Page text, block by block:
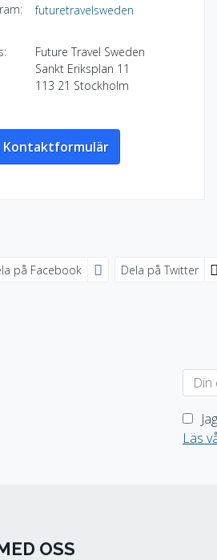
futuretravelsweden
Future Travel Sweden
Sankt Eriksplan 11
113 21 Stockholm
Kontaktformulär
på Facebook Dela på Twitter
Läs
OSS